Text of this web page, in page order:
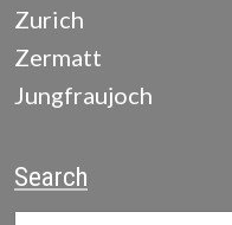
Zurich
Zermatt
Jungfraujoch
Search